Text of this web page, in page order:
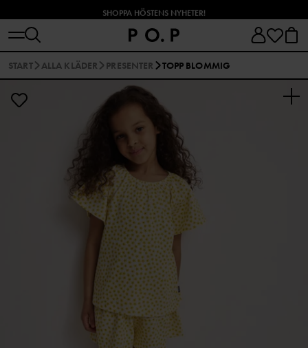
SHOPPA HÖSTENS NYHETER!
START ALLA KLÄDER PRESENTER TOPP BLOMMIG